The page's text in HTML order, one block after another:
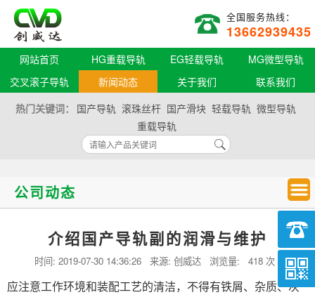
全国服务热线：
13662939435
网站首页 HG重载导轨 EG轻载导轨
MG微型导轨
交叉滚子导轨
新闻动态 关于我们
联系我们
热门关键词：
国产导轨 滚珠丝杆 国产滑块 轻载导轨 微型导轨
重载导轨
公司动态
介绍国产导轨副的润滑与维护
时间: 2019-07-30 14:36:26 来源: 创威达 浏览量: 418 次
应注意工作环境和装配工艺的清洁，不得有铁屑、杂质、灰